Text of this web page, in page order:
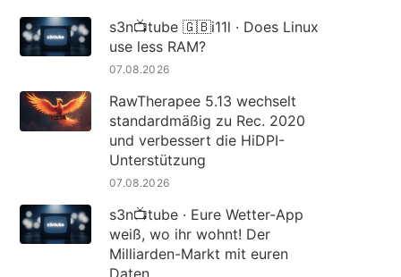
s3n📺tube 🇬🇧i11l · Does Linux
use less RAM?
07.08.2026
RawTherapee 5.13 wechselt
standardmäßig zu Rec. 2020
und verbessert die HiDPI-
Unterstützung
07.08.2026
s3n📺tube · Eure Wetter-App
weiß, wo ihr wohnt! Der
Milliarden-Markt mit euren
Daten